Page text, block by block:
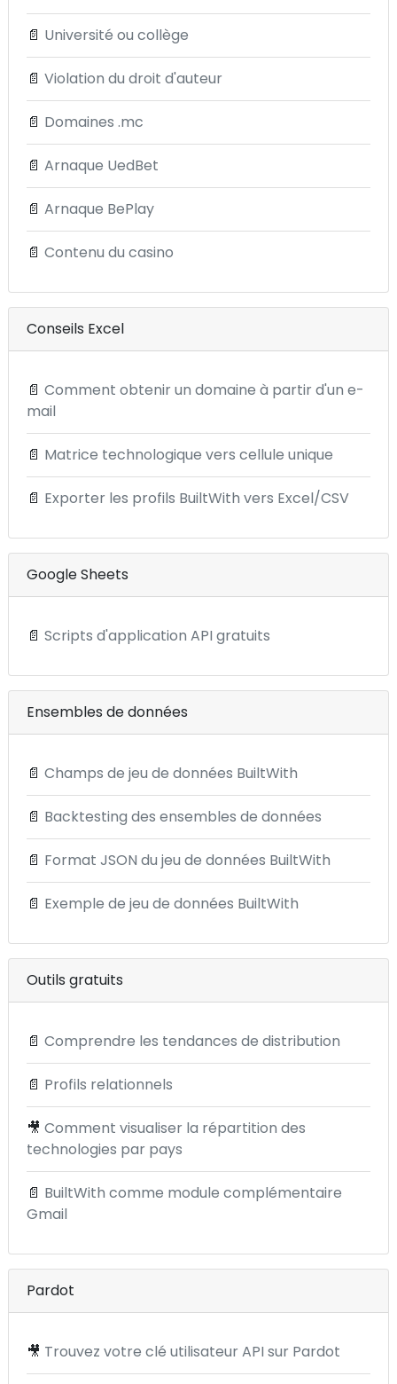
📄 Université ou collège
📄 Violation du droit d'auteur
📄 Domaines .mc
📄 Arnaque UedBet
📄 Arnaque BePlay
📄 Contenu du casino
Conseils Excel
📄 Comment obtenir un domaine à partir d'un e-
mail
📄 Matrice technologique vers cellule unique
📄 Exporter les profils BuiltWith vers Excel/CSV
Google Sheets
📄 Scripts d'application API gratuits
Ensembles de données
📄 Champs de jeu de données BuiltWith
📄 Backtesting des ensembles de données
📄 Format JSON du jeu de données BuiltWith
📄 Exemple de jeu de données BuiltWith
Outils gratuits
📄 Comprendre les tendances de distribution
📄 Profils relationnels
🎥 Comment visualiser la répartition des
technologies par pays
📄 BuiltWith comme module complémentaire
Gmail
Pardot
🎥 Trouvez votre clé utilisateur API sur Pardot